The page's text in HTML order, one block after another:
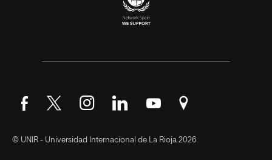
Síguenos en Facebook
Síguenos en Twitter
Síguenos en Instagram
Síguenos en LinkedIn
Síguenos en YouTube
Encuéntranos en
© UNIR - Universidad Internacional de La Rioja 2026